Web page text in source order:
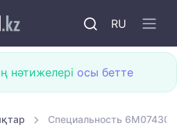
RU
нәтижелері осы бетте
Специальность